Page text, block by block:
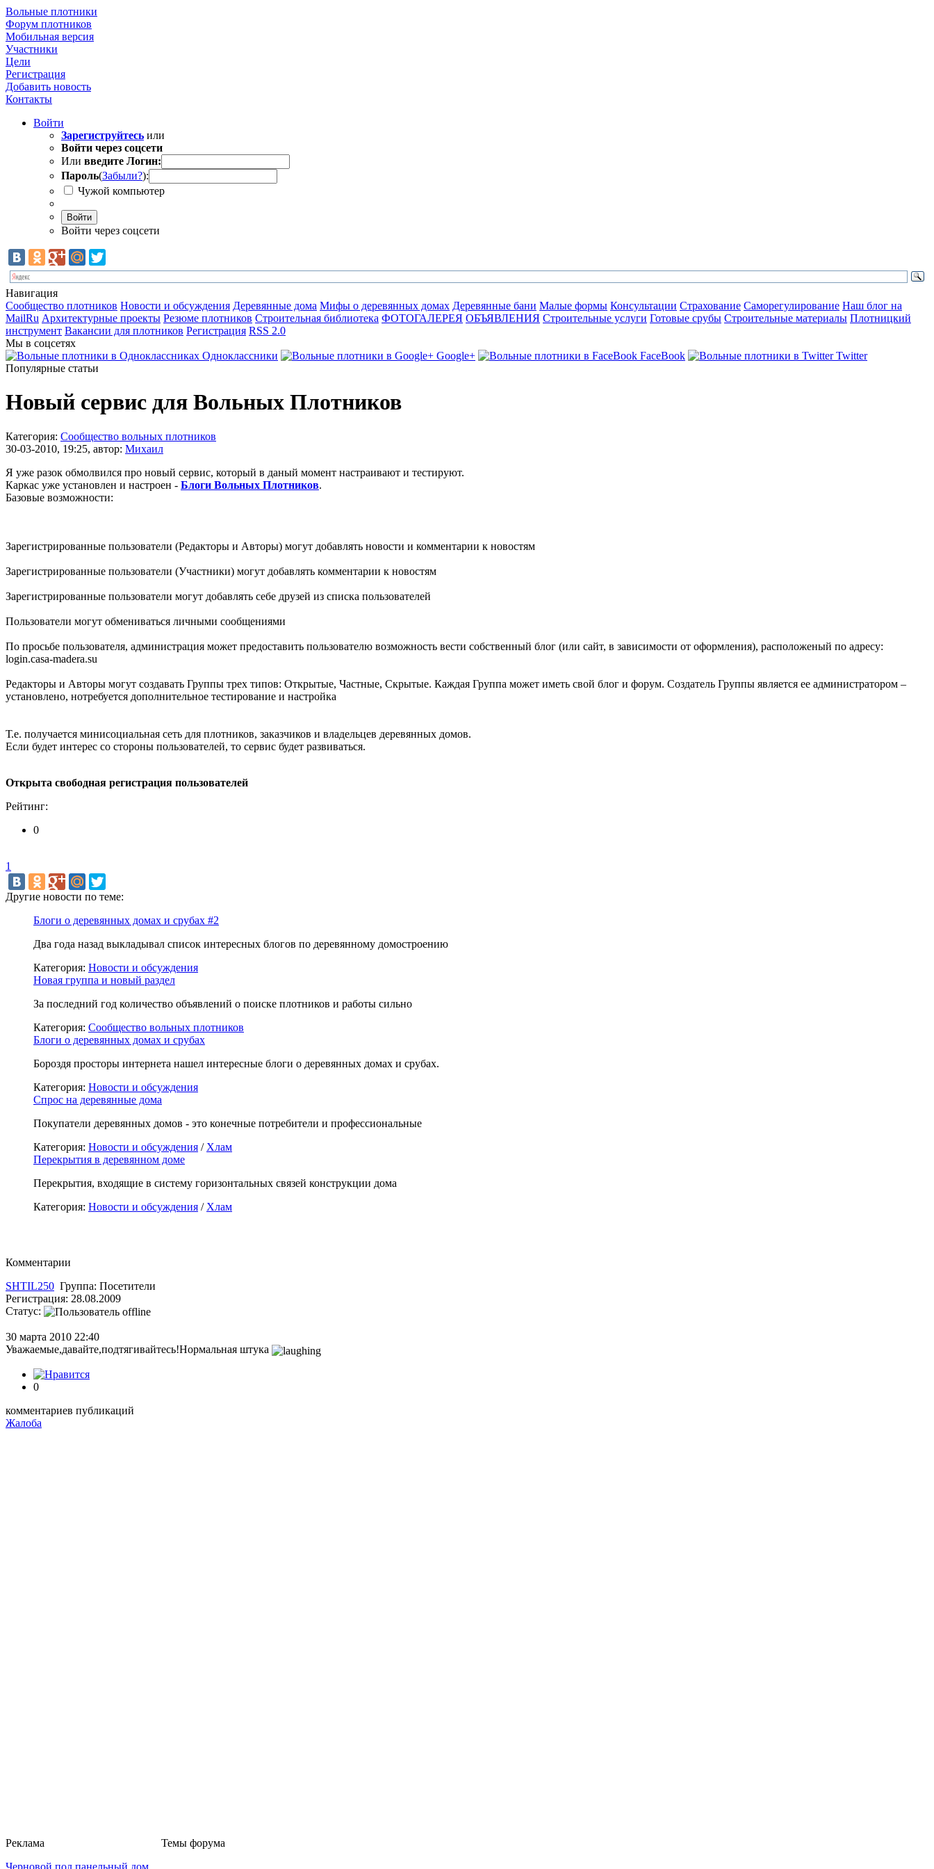
Вольные плотники
Форум плотников
Мобильная версия
Участники
Цели
Регистрация
Добавить новость
Контакты
Войти
Зарегиструйтесь или
Войти через соцсети
Или введите Логин:
Пароль(Забыли?):
Чужой компьютер
Войти
Войти через соцсети
Навигация
Сообщество плотников Новости и обсуждения Деревянные дома Мифы о деревянных домах Деревянные бани Малые формы Консультации Страхование Саморегулирование Наш блог на
MailRu Архитектурные проекты Резюме плотников Строительная библиотека ФОТОГАЛЕРЕЯ ОБЪЯВЛЕНИЯ Строительные услуги Готовые срубы Строительные материалы Плотницкий
инструмент Вакансии для плотников Регистрация RSS 2.0
Мы в соцсетях
Одноклассники
Google+ FaceBook
Twitter
Популярные статьи
Новый сервис для Вольных Плотников
Категория: Сообщество вольных плотников
30-03-2010, 19:25, автор: Михаил
Я уже разок обмолвился про новый cервис, который в даный момент настраивают и тестируют.
Каркас уже установлен и настроен - Блоги Вольных Плотников.
Базовые возможности:
Зарегистрированные пользователи (Редакторы и Авторы) могут добавлять новости и комментарии к новостям
Зарегистрированные пользователи (Участники) могут добавлять комментарии к новостям
Зарегистрированные пользователи могут добавлять себе друзей из списка пользователей
Пользователи могут обмениваться личными сообщениями
По просьбе пользователя, администрация может предоставить пользователю возможность вести собственный блог (или сайт, в зависимости от оформления), расположеный по адресу:
login.casa-madera.su
Редакторы и Авторы могут создавать Группы трех типов: Открытые, Частные, Скрытые. Каждая Группа может иметь свой блог и форум. Создатель Группы является ее администратором –
установлено, нотребуется дополнительное тестирование и настройка
Т.е. получается минисоциальная сеть для плотников, заказчиков и владельцев деревянных домов.
Если будет интерес со стороны пользователей, то сервис будет развиваться.
Открыта свободная регистрация пользователей
Рейтинг:
0
1
Другие новости по теме:
Блоги о деревянных домах и срубах #2
Два года назад выкладывал список интересных блогов по деревянному домостроению
Категория: Новости и обсуждения
Новая группа и новый раздел
За последний год количество объявлений о поиске плотников и работы сильно
Категория: Сообщество вольных плотников
Блоги о деревянных домах и срубах
Бороздя просторы интернета нашел интересные блоги о деревянных домах и срубах.
Категория: Новости и обсуждения
Спрос на деревянные дома
Покупатели деревянных домов - это конечные потребители и профессиональные
Категория: Новости и обсуждения / Хлам
Перекрытия в деревянном доме
Перекрытия, входящие в систему горизонтальных связей конструкции дома
Категория: Новости и обсуждения / Хлам
Комментарии
SHTIL250 Группа: Посетители
Регистрация: 28.08.2009
Статус:
30 марта 2010 22:40
Уважаемые,давайте,подтягивайтесь!Нормальная штука
0
комментариев публикаций
Жалоба
Реклама
Темы форума
Черновой пол панельный дом